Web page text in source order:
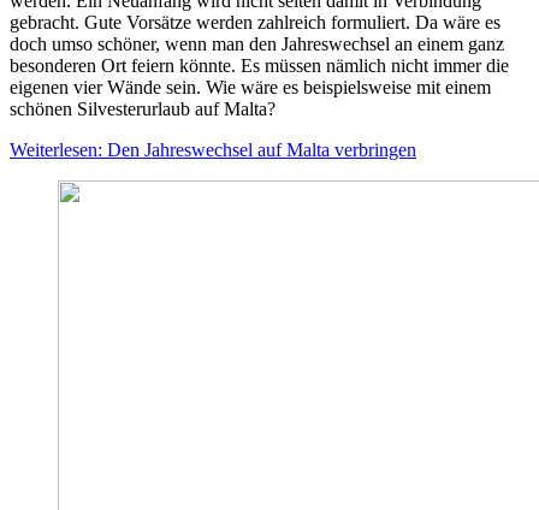
gebracht. Gute Vorsätze werden zahlreich formuliert. Da wäre es
doch umso schöner, wenn man den Jahreswechsel an einem ganz
besonderen Ort feiern könnte. Es müssen nämlich nicht immer die
eigenen vier Wände sein. Wie wäre es beispielsweise mit einem
schönen Silvesterurlaub auf Malta?
Weiterlesen: Den Jahreswechsel auf Malta verbringen